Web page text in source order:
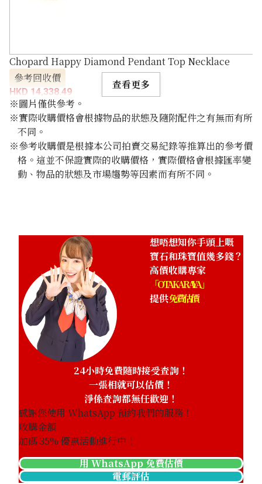
Chopard Happy Diamond Pendant Top Necklace
參考回收價
HKD 14,338.49
查看更多
※圖片僅供參考。
※實際收購價格會根據物品的狀態及隨附配件之有無而有所
不同。
※參考收購價是根據本公司拍賣交易紀錄等推算出的參考價
格。這並不保證實際的收購價格，實際價格會根據匯率變
動、物品的狀態及市場趨勢等因素而有所不同。
想唔想知你手頭上嘅
寶石和珠寶值幾多錢？
高價收購專家
「OTAKARAYA」
提供免費估價
24小時免費隨時接受查詢！
一張相就可以估價！
淨係查詢都無任歡迎！
感謝您使用 WhatsApp 預約我們的服務！
收購金額
加碼35% 優惠活動進行中！
用 WhatsApp 免費估價
電郵評估